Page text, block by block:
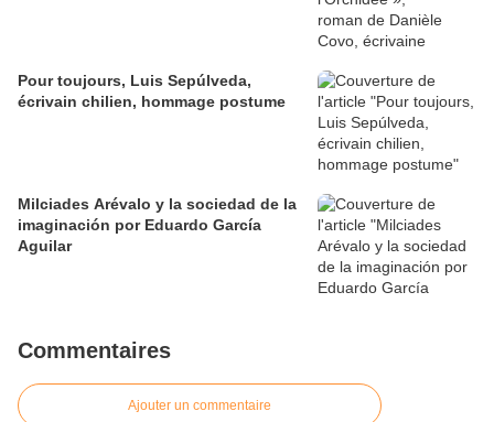
Pour toujours, Luis Sepúlveda,
écrivain chilien, hommage postume
Milciades Arévalo y la sociedad de la
imaginación por Eduardo García
Aguilar
Commentaires
Ajouter un commentaire